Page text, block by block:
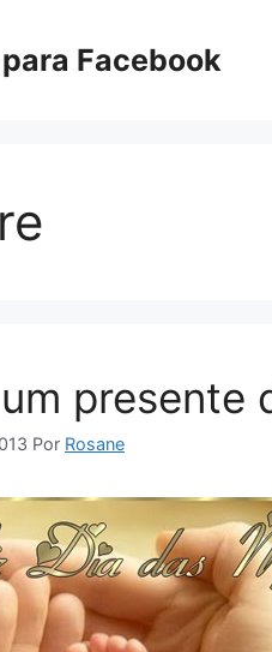
Facebook
presente
Por Rosane